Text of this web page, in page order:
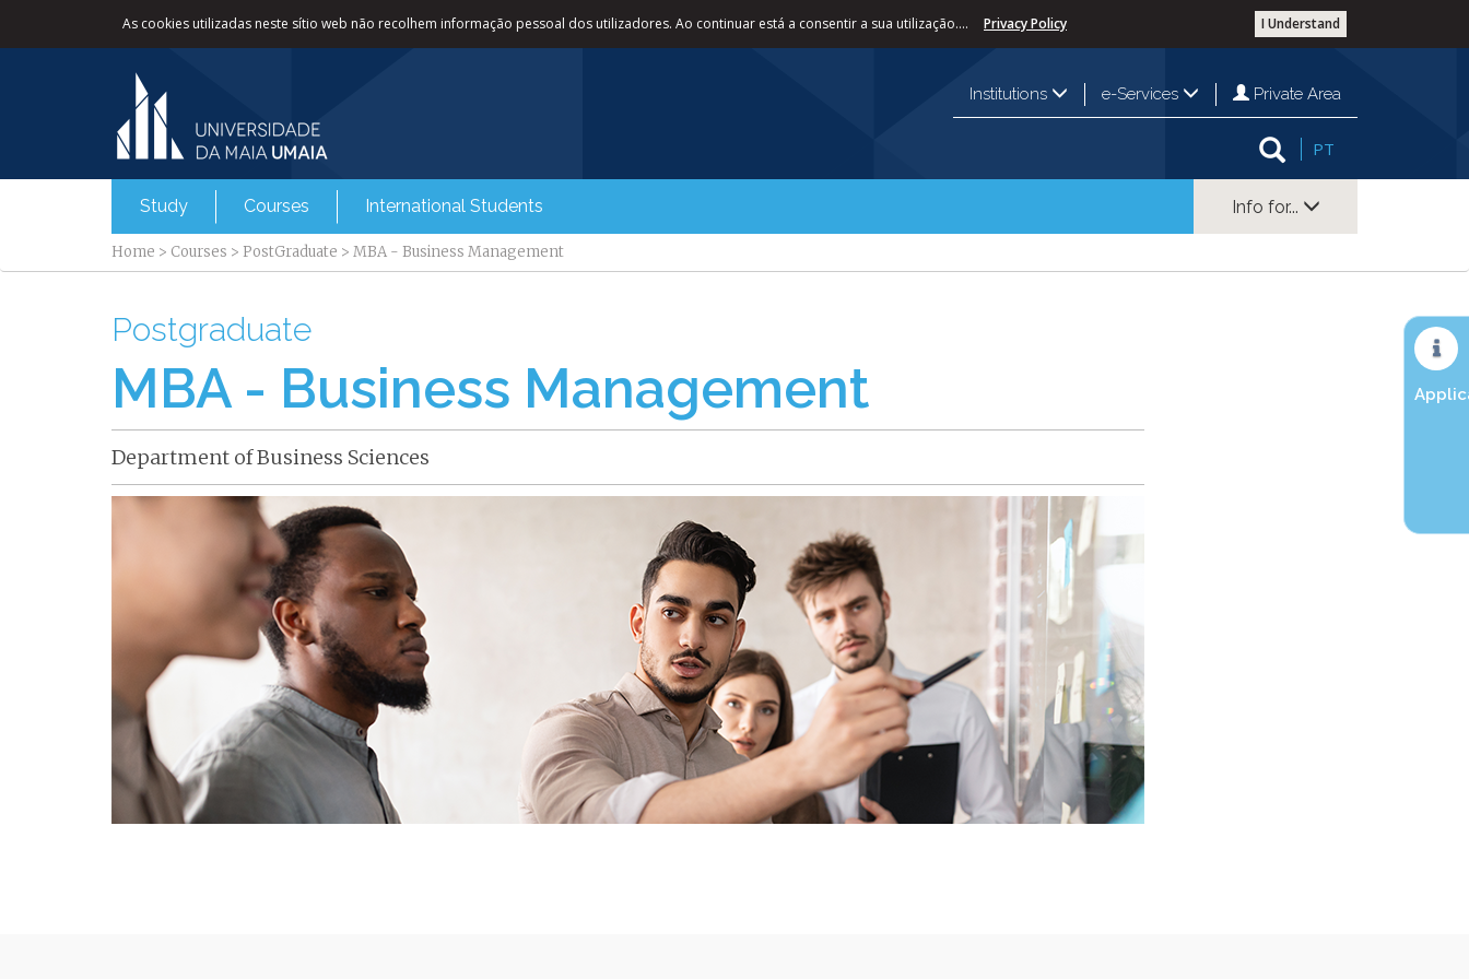
As cookies utilizadas neste sítio web não recolhem informação pessoal dos utilizadores. Ao continuar está a consentir a sua utilização.... I Understand
Privacy Policy
Institutions e-Services Private Area
PT
Study Courses International Students Info for...
Home > Courses > PostGraduate > MBA - Business Management
Postgraduate
MBA - Business Management
Department of Business Sciences